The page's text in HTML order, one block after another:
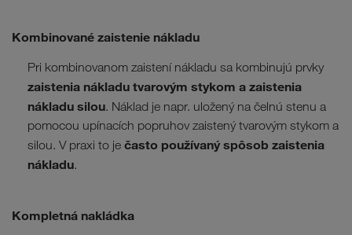
Kombinované zaistenie nákladu
Pri kombinovanom zaistení nákladu sa kombinujú prvky
zaistenia nákladu tvarovým stykom a zaistenia
nákladu silou. Náklad je napr. uložený na čelnú stenu a
pomocou upínacích popruhov zaistený tvarovým stykom a
silou. V praxi to je často používaný spôsob zaistenia
nákladu.
Kompletná nakládka